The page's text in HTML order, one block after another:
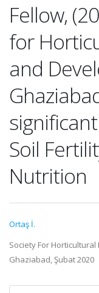
Fellow,
for
and
Soil
Nutrition
Ortaş İ.
Society For
Ghaziabad, Şubat 2020